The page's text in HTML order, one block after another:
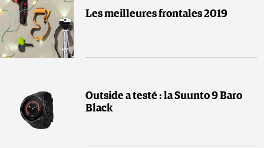
Les meilleures frontales 2019
Outside a testé : la Suunto 9 Baro
Black